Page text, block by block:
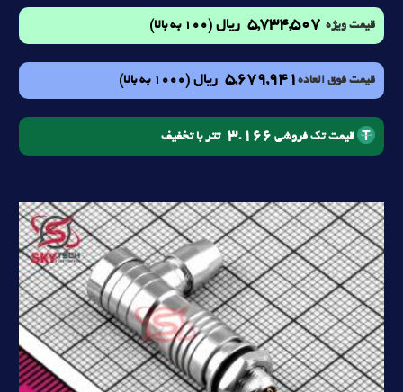
قیمت ویژه 5,734,507 ریال (100 به بالا)
قیمت فوق العاده 5,679,941 ریال (1000 به بالا)
قیمت تک فروشی 3.166 تتر با تخفیف